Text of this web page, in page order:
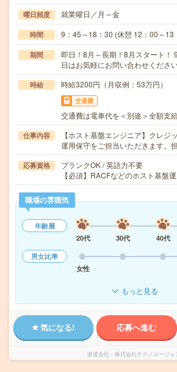
曜日頻度 就業曜日／月～金
時間 9：45～18：30 (休憩 12：00～13
期間
即日！8月～長期！8月スタート！
日はお気軽にお問い合わせくださ
時給 時給3200円（月収例：53万円）
交通費
交通費は電車代を＜別途＞全額支
仕事内容
【ホスト基盤エンジニア】クレジ
運用保守をご担当いただきます。
応募資格
ブランクOK / 英語力不要
【必須】RACFなどのホスト基盤
職場の雰囲気
年齢層
20代
30代 40代
男女比率
女性
もっと見る
気になる! 応募へ進む
派遣会社 株式会社テクノエージェ